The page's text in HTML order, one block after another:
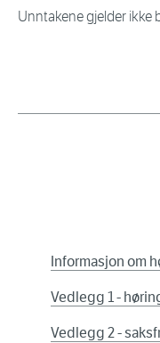
Unntakene gjelder ikke
Informasjon om
Vedlegg 1 -
Vedlegg 2 -